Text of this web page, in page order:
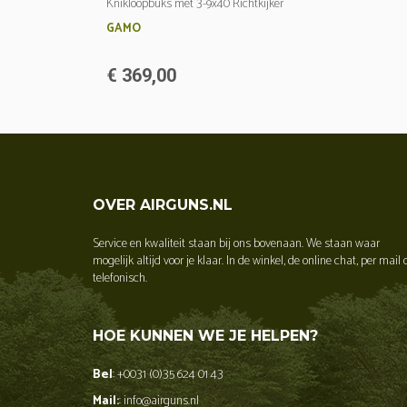
Knikloopbuks met 3-9x40 Richtkijker
GAMO
€ 369,00
OVER AIRGUNS.NL
Service en kwaliteit staan bij ons bovenaan. We staan waar
mogelijk altijd voor je klaar. In de winkel, de online chat, per mail
telefonisch.
HOE KUNNEN WE JE HELPEN?
Bel: +0031 (0)35 624 01 43
Mail:: info@airguns.nl